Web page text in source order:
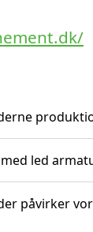
led
påvirker